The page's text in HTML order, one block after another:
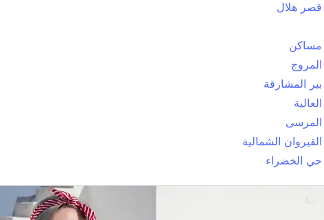
قصر هلال
مساكن
المروج
بير المشارقة
العالية
المرسى
القيروان الشمالية
حي الخضراء